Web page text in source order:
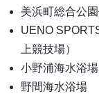
美浜町総合公
UENO
上競技場）
小野浦海水浴場
野間海水浴場